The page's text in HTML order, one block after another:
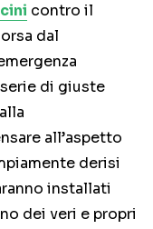
contro il
dal
di giuste
all’aspetto
derisi
installati
dei veri e propri